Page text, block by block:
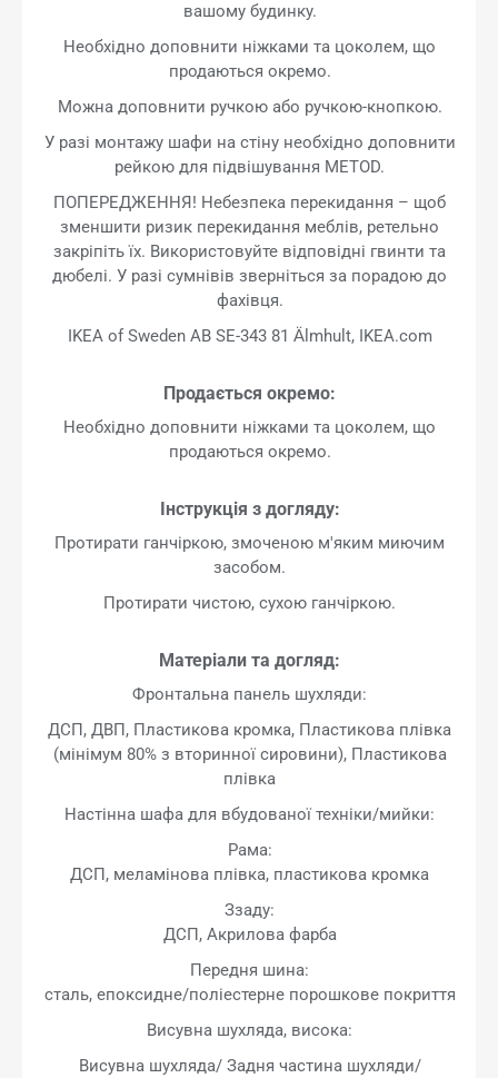
вашому будинку.
Необхідно доповнити ніжками та цоколем, що
продаються окремо.
Можна доповнити ручкою або ручкою-кнопкою.
У разі монтажу шафи на стіну необхідно доповнити
рейкою для підвішування METOD.
ПОПЕРЕДЖЕННЯ! Небезпека перекидання – щоб
зменшити ризик перекидання меблів, ретельно
закріпіть їх. Використовуйте відповідні гвинти та
дюбелі. У разі сумнівів зверніться за порадою до
фахівця.
IKEA of Sweden AB SE-343 81 Älmhult, IKEA.com
Продається окремо:
Необхідно доповнити ніжками та цоколем, що
продаються окремо.
Інструкція з догляду:
Протирати ганчіркою, змоченою м'яким миючим
засобом.
Протирати чистою, сухою ганчіркою.
Матеріали та догляд:
Фронтальна панель шухляди:
ДСП, ДВП, Пластикова кромка, Пластикова плівка
(мінімум 80% з вторинної сировини), Пластикова
плівка
Настінна шафа для вбудованої техніки/мийки:
Рама:
ДСП, меламінова плівка, пластикова кромка
Ззаду:
ДСП, Акрилова фарба
Передня шина:
сталь, епоксидне/поліестерне порошкове покриття
Висувна шухляда, висока:
Висувна шухляда/ Задня частина шухляди/